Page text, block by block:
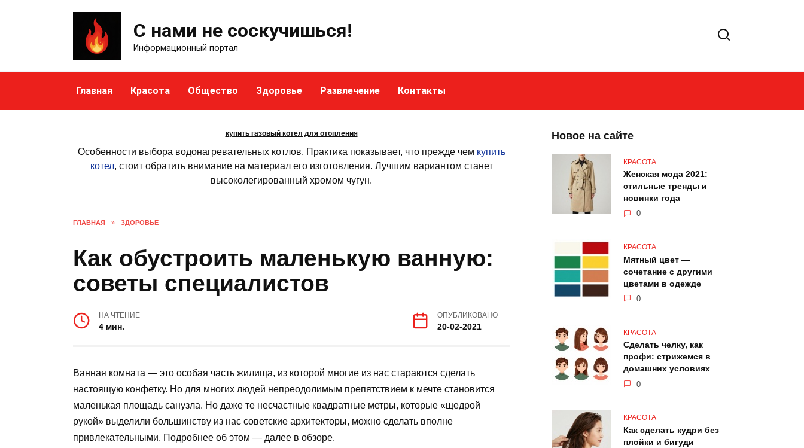
С нами не соскучишься!
Информационный портал
Главная Красота Общество Здоровье Развлечение Контакты
купить газовый котел для отопления
Особенности выбора водонагревательных котлов. Практика показывает, что прежде чем купить
котел, стоит обратить внимание на материал его изготовления. Лучшим вариантом станет
высоколегированный хромом чугун.
ГЛАВНАЯ » ЗДОРОВЬЕ
Как обустроить маленькую ванную:
советы специалистов
НА ЧТЕНИЕ
4 мин.
ОПУБЛИКОВАНО
20-02-2021
Ванная комната — это особая часть жилища, из которой многие из нас стараются сделать
настоящую конфетку. Но для многих людей непреодолимым препятствием к мечте становится
маленькая площадь санузла. Но даже те несчастные квадратные метры, которые «щедрой
рукой» выделили большинству из нас советские архитекторы, можно сделать вполне
привлекательными. Подробнее об этом — далее в обзоре.
Новое на сайте
КРАСОТА
Женская мода 2021:
стильные тренды и
новинки года
0
КРАСОТА
Мятный цвет —
сочетание с другими
цветами в одежде
0
КРАСОТА
Сделать челку, как
профи: стрижемся в
домашних условиях
0
КРАСОТА
Как сделать кудри без
плойки и бигуди